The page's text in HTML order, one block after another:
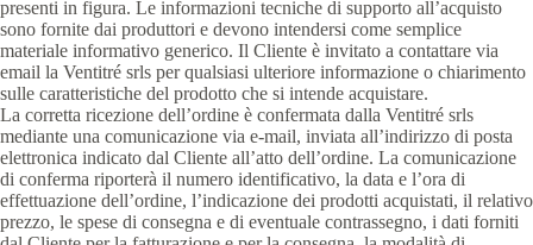
presenti in figura. Le informazioni tecniche di supporto all’acquisto
sono fornite dai produttori e devono intendersi come semplice
materiale informativo generico. Il Cliente è invitato a contattare via
email la Ventitré srls per qualsiasi ulteriore informazione o chiarimento
sulle caratteristiche del prodotto che si intende acquistare.
La corretta ricezione dell’ordine è confermata dalla Ventitré srls
mediante una comunicazione via e-mail, inviata all’indirizzo di posta
elettronica indicato dal Cliente all’atto dell’ordine. La comunicazione
di conferma riporterà il numero identificativo, la data e l’ora di
effettuazione dell’ordine, l’indicazione dei prodotti acquistati, il relativo
prezzo, le spese di consegna e di eventuale contrassegno, i dati forniti